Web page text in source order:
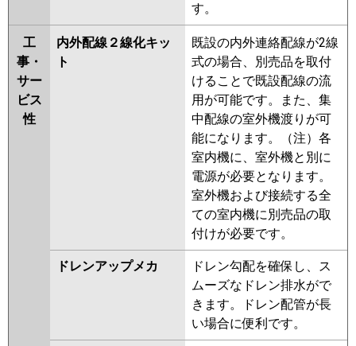
す。
工
事・
サー
ビス
性
内外配線２線化キッ
ト
既設の内外連絡配線が2線
式の場合、別売品を取付
けることで既設配線の流
用が可能です。また、集
中配線の室外機渡りが可
能になります。（注）各
室内機に、室外機と別に
電源が必要となります。
室外機および接続する全
ての室内機に別売品の取
付けが必要です。
ドレンアップメカ
ドレン勾配を確保し、ス
ムーズなドレン排水がで
きます。ドレン配管が長
い場合に便利です。